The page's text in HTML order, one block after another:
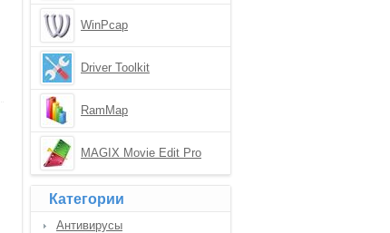
WinPcap
Driver Toolkit
RamMap
MAGIX Movie Edit Pro
Категории
Антивирусы